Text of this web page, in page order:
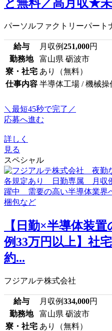
と無料／高月収★
パーソルファクトリーパート
給与 月収例251,000円
勤務地
富山県 砺波市
寮・社宅 あり（無料）
仕事内容 半導体工場 / 機械操
＼最短45秒で完了／
応募へ進む
詳しく
見る
スペシャル
【日勤×半導体装
例33万円以上】社
約...
フジアルテ株式会社
給与 月収例334,000円
勤務地
富山県 砺波市
寮・社宅 あり（無料）